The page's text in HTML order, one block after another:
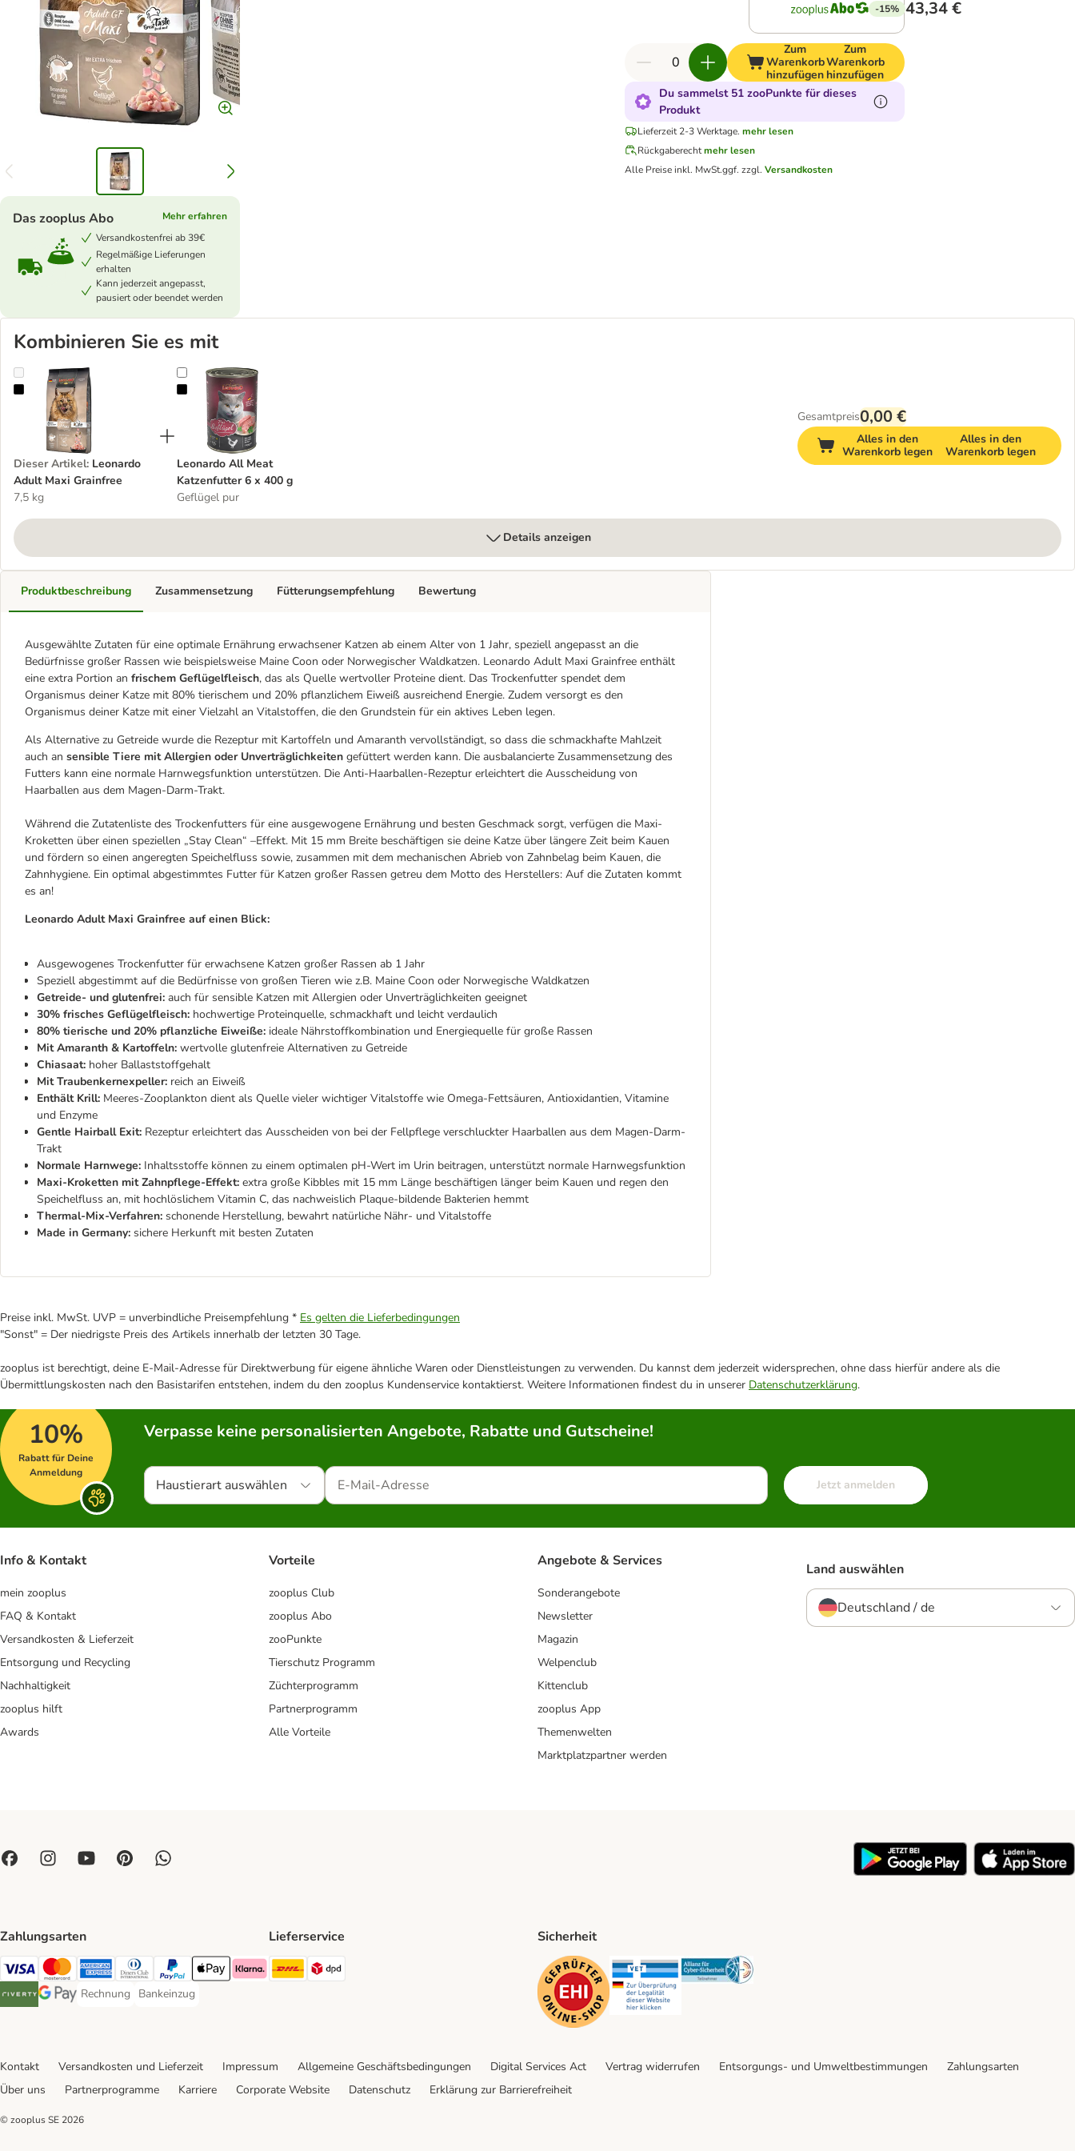
Das zooplus Abo
Mehr erfahren
Versandkostenfrei ab 39€
Regelmäßige Lieferungen
erhalten
Kann jederzeit angepasst,
pausiert oder beendet werden
-15% 43,34 €
Zum
Warenkorb
hinzufügen
Zum
Warenkorb
hinzufügen
Du sammelst 51 zooPunkte für dieses
Produkt
Lieferzeit 2-3 Werktage. mehr lesen
Rückgaberecht mehr lesen
Alle Preise inkl. MwSt.ggf. zzgl. Versandkosten
Kombinieren Sie es mit
Leonardo Adult Maxi Grainfree
Dieser Artikel: Leonardo
Adult Maxi Grainfree
7,5 kg
Leonardo All Meat Katzenfutter 6 x 400 g
Leonardo All Meat
Katzenfutter 6 x 400 g
Geflügel pur
Gesamtpreis0,00 €
Alles in den
Warenkorb legen
Alles in den
Warenkorb legen
Details anzeigen
Produktbeschreibung
Ausgewählte Zutaten für eine optimale Ernährung erwachsener Katzen ab einem Alter von 1 Jahr, speziell angepasst an die
Bedürfnisse großer Rassen wie beispielsweise Maine Coon oder Norwegischer Waldkatzen. Leonardo Adult Maxi Grainfree enthält
eine extra Portion an frischem Geflügelfleisch, das als Quelle wertvoller Proteine dient. Das Trockenfutter spendet dem
Organismus deiner Katze mit 80% tierischem und 20% pflanzlichem Eiweiß ausreichend Energie. Zudem versorgt es den
Organismus deiner Katze mit einer Vielzahl an Vitalstoffen, die den Grundstein für ein aktives Leben legen.
Als Alternative zu Getreide wurde die Rezeptur mit Kartoffeln und Amaranth vervollständigt, so dass die schmackhafte Mahlzeit
auch an sensible Tiere mit Allergien oder Unverträglichkeiten gefüttert werden kann. Die ausbalancierte Zusammensetzung des
Futters kann eine normale Harnwegsfunktion unterstützen. Die Anti-Haarballen-Rezeptur erleichtert die Ausscheidung von
Haarballen aus dem Magen-Darm-Trakt.
Während die Zutatenliste des Trockenfutters für eine ausgewogene Ernährung und besten Geschmack sorgt, verfügen die Maxi-
Kroketten über einen speziellen „Stay Clean“ –Effekt. Mit 15 mm Breite beschäftigen sie deine Katze über längere Zeit beim Kauen
und fördern so einen angeregten Speichelfluss sowie, zusammen mit dem mechanischen Abrieb von Zahnbelag beim Kauen, die
Zahnhygiene. Ein optimal abgestimmtes Futter für Katzen großer Rassen getreu dem Motto des Herstellers: Auf die Zutaten kommt
es an!
Leonardo Adult Maxi Grainfree auf einen Blick:
Ausgewogenes Trockenfutter für erwachsene Katzen großer Rassen ab 1 Jahr
Speziell abgestimmt auf die Bedürfnisse von großen Tieren wie z.B. Maine Coon oder Norwegische Waldkatzen
Getreide- und glutenfrei: auch für sensible Katzen mit Allergien oder Unverträglichkeiten geeignet
30% frisches Geflügelfleisch: hochwertige Proteinquelle, schmackhaft und leicht verdaulich
80% tierische und 20% pflanzliche Eiweiße: ideale Nährstoffkombination und Energiequelle für große Rassen
Mit Amaranth & Kartoffeln: wertvolle glutenfreie Alternativen zu Getreide
Chiasaat: hoher Ballaststoffgehalt
Mit Traubenkernexpeller: reich an Eiweiß
Enthält Krill: Meeres-Zooplankton dient als Quelle vieler wichtiger Vitalstoffe wie Omega-Fettsäuren, Antioxidantien, Vitamine
und Enzyme
Gentle Hairball Exit: Rezeptur erleichtert das Ausscheiden von bei der Fellpflege verschluckter Haarballen aus dem Magen-Darm-
Trakt
Normale Harnwege: Inhaltsstoffe können zu einem optimalen pH-Wert im Urin beitragen, unterstützt normale Harnwegsfunktion
Maxi-Kroketten mit Zahnpflege-Effekt: extra große Kibbles mit 15 mm Länge beschäftigen länger beim Kauen und regen den
Speichelfluss an, mit hochlöslichem Vitamin C, das nachweislich Plaque-bildende Bakterien hemmt
Thermal-Mix-Verfahren: schonende Herstellung, bewahrt natürliche Nähr- und Vitalstoffe
Made in Germany: sichere Herkunft mit besten Zutaten
Zusammensetzung Fütterungsempfehlung Bewertung
Preise inkl. MwSt. UVP = unverbindliche Preisempfehlung * Es gelten die Lieferbedingungen
"Sonst" = Der niedrigste Preis des Artikels innerhalb der letzten 30 Tage.
zooplus ist berechtigt, deine E-Mail-Adresse für Direktwerbung für eigene ähnliche Waren oder Dienstleistungen zu verwenden. Du kannst dem jederzeit widersprechen, ohne dass hierfür andere als die
Übermittlungskosten nach den Basistarifen entstehen, indem du den zooplus Kundenservice kontaktierst. Weitere Informationen findest du in unserer Datenschutzerklärung.
10%
Rabatt für Deine
Anmeldung
Verpasse keine personalisierten Angebote, Rabatte und Gutscheine!
Haustierart auswählen Jetzt anmelden
Info & Kontakt
mein zooplus
FAQ & Kontakt
Versandkosten & Lieferzeit
Entsorgung und Recycling
Nachhaltigkeit
zooplus hilft
Awards
Vorteile
zooplus Club
zooplus Abo
zooPunkte
Tierschutz Programm
Züchterprogramm
Partnerprogramm
Alle Vorteile
Angebote & Services
Sonderangebote
Newsletter
Magazin
Welpenclub
Kittenclub
zooplus App
Themenwelten
Marktplatzpartner werden
Land auswählen
Deutschland / de
Zahlungsarten
Visa Payment Method
Mastercard Payment Method
American Express Payment Method
Diners Club Payment Method
PayPal Payment Method
Apple Pay Payment Method
Klarna Payment Method
Riverty Payment Method
Google Pay Payment Method
Rechnung
Rechnung Payment Method
Bankeinzug
Bankeinzug Payment Method
Lieferservice
DHL Shipping Method
Sicherheit
Security Security Security
Kontakt Versandkosten und Lieferzeit Impressum Allgemeine Geschäftsbedingungen Digital Services Act Vertrag widerrufen Entsorgungs- und Umweltbestimmungen
Zahlungsarten
Über uns
Partnerprogramme Karriere Corporate Website Datenschutz Erklärung zur Barrierefreiheit
© zooplus SE 2026